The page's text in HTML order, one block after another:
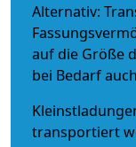
Alternativ:
auf die Größe
bei Bedarf
transportiert